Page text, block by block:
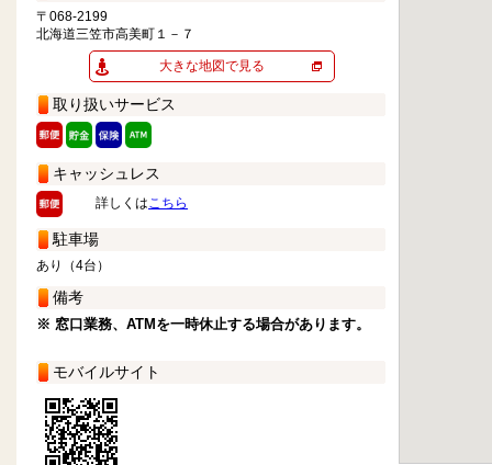
〒068-2199
北海道三笠市高美町１－７
大きな地図で見る
取り扱いサービス
キャッシュレス
詳しくはこちら
駐車場
あり（4台）
備考
※ 窓口業務、ATMを一時休止する場合があります。
モバイルサイト